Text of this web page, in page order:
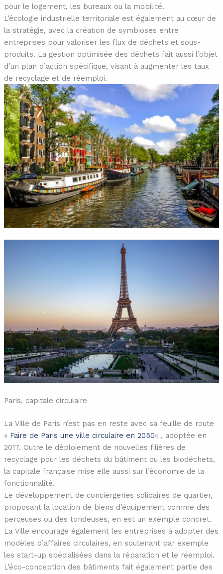
pour le logement, les bureaux ou la mobilité.
L’écologie industrielle territoriale est également au cœur de
la stratégie, avec la création de symbioses entre
entreprises pour valoriser les flux de déchets et sous-
produits. La gestion optimisée des déchets fait aussi l’objet
d’un plan d’action spécifique, visant à augmenter les taux
de recyclage et de réemploi.
Paris, capitale circulaire
La Ville de Paris n’est pas en reste avec sa feuille de route
« Faire de Paris une ville circulaire en 2050« , adoptée en
2017. Outre le déploiement de nouvelles filières de
recyclage pour les déchets du bâtiment ou les biodéchets,
la capitale française mise elle aussi sur l’économie de la
fonctionnalité.
Le développement de conciergeries solidaires de quartier,
proposant la location de biens d’équipement comme des
perceuses ou des tondeuses, en est un exemple concret.
La Ville encourage également les entreprises à adopter des
modèles d’affaires circulaires, en soutenant par exemple
les start-up spécialisées dans la réparation et le réemploi.
L’éco-conception des bâtiments fait également partie des